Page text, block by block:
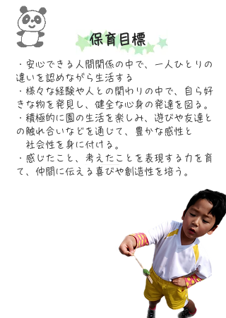
保育目標
・安心できる人間関係の中で、一人ひとりの
違いを認めながら生活する
​・様々な経験や人との関わりの中で、自ら好
きな物を発見し、健全な心身の発達を図る。
​・積極的に園の生活を楽しみ、遊びや友達と
の触れ合いなどを通じて、豊かな感性と
社会性を身に付ける。
​・感じたこと、考えたことを表現する力を育
て、仲間に伝える喜びや創造性を培う。